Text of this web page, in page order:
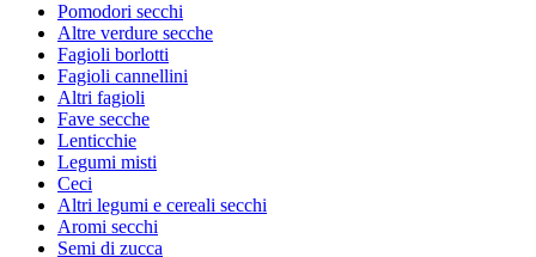
Pomodori secchi
Altre verdure secche
Fagioli borlotti
Fagioli cannellini
Altri fagioli
Fave secche
Lenticchie
Legumi misti
Ceci
Altri legumi e cereali secchi
Aromi secchi
Semi di zucca